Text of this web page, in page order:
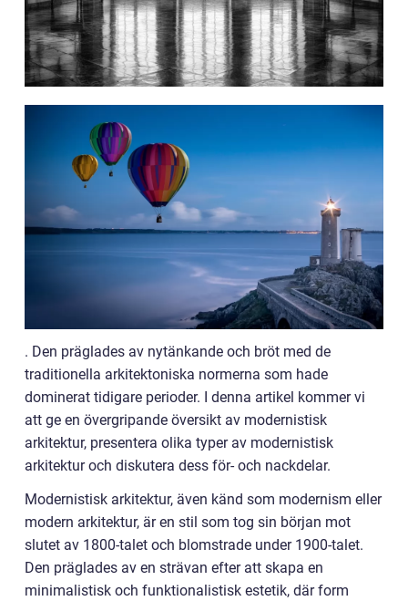
. Den präglades av nytänkande och bröt med de
traditionella arkitektoniska normerna som hade
dominerat tidigare perioder. I denna artikel kommer vi
att ge en övergripande översikt av modernistisk
arkitektur, presentera olika typer av modernistisk
arkitektur och diskutera dess för- och nackdelar.
Modernistisk arkitektur, även känd som modernism eller
modern arkitektur, är en stil som tog sin början mot
slutet av 1800-talet och blomstrade under 1900-talet.
Den präglades av en strävan efter att skapa en
minimalistisk och funktionalistisk estetik, där form